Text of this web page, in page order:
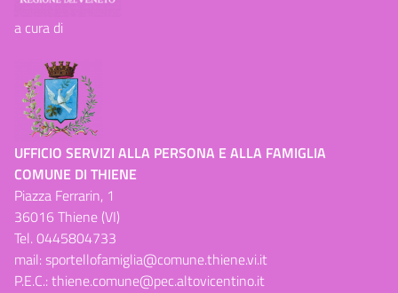
a cura di
UFFICIO SERVIZI ALLA PERSONA E ALLA FAMIGLIA
COMUNE DI THIENE
Piazza Ferrarin, 1
36016 Thiene (VI)
Tel.0445804733
mail:sportellofamiglia@comune.thiene.vi.it
P.E.C.:thiene.comune@pec.altovicentino.it